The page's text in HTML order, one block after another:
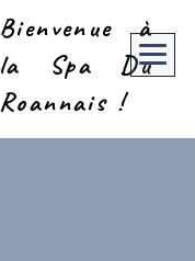
Bienvenue à
la Spa Du
Roannais !